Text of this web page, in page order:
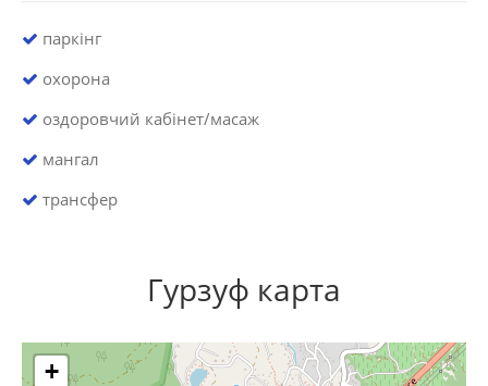
паркінг
охорона
оздоровчий кабінет/масаж
мангал
трансфер
Гурзуф карта
+